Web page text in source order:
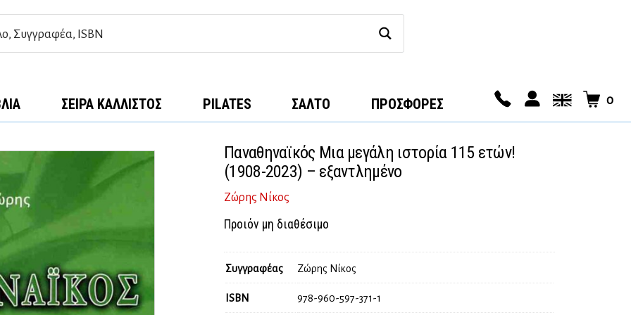
ΣΕΙΡΆ ΚΆΛΛΙΣΤΟΣ PILATES ΣΑΛΤΟ ΠΡΟΣΦΟΡΕΣ 0
Παναθηναϊκός Μια μεγάλη ιστορία 115 ετών!
(1908-2023) – εξαντλημένο
Ζώρης Νίκος
Προιόν μη διαθέσιμο
Συγγραφέας Ζώρης Νίκος
ISBN 978-960-597-371-1